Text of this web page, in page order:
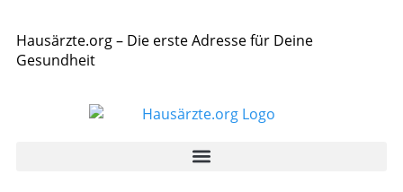
Hausärzte.org – Die erste Adresse für Deine
Gesundheit